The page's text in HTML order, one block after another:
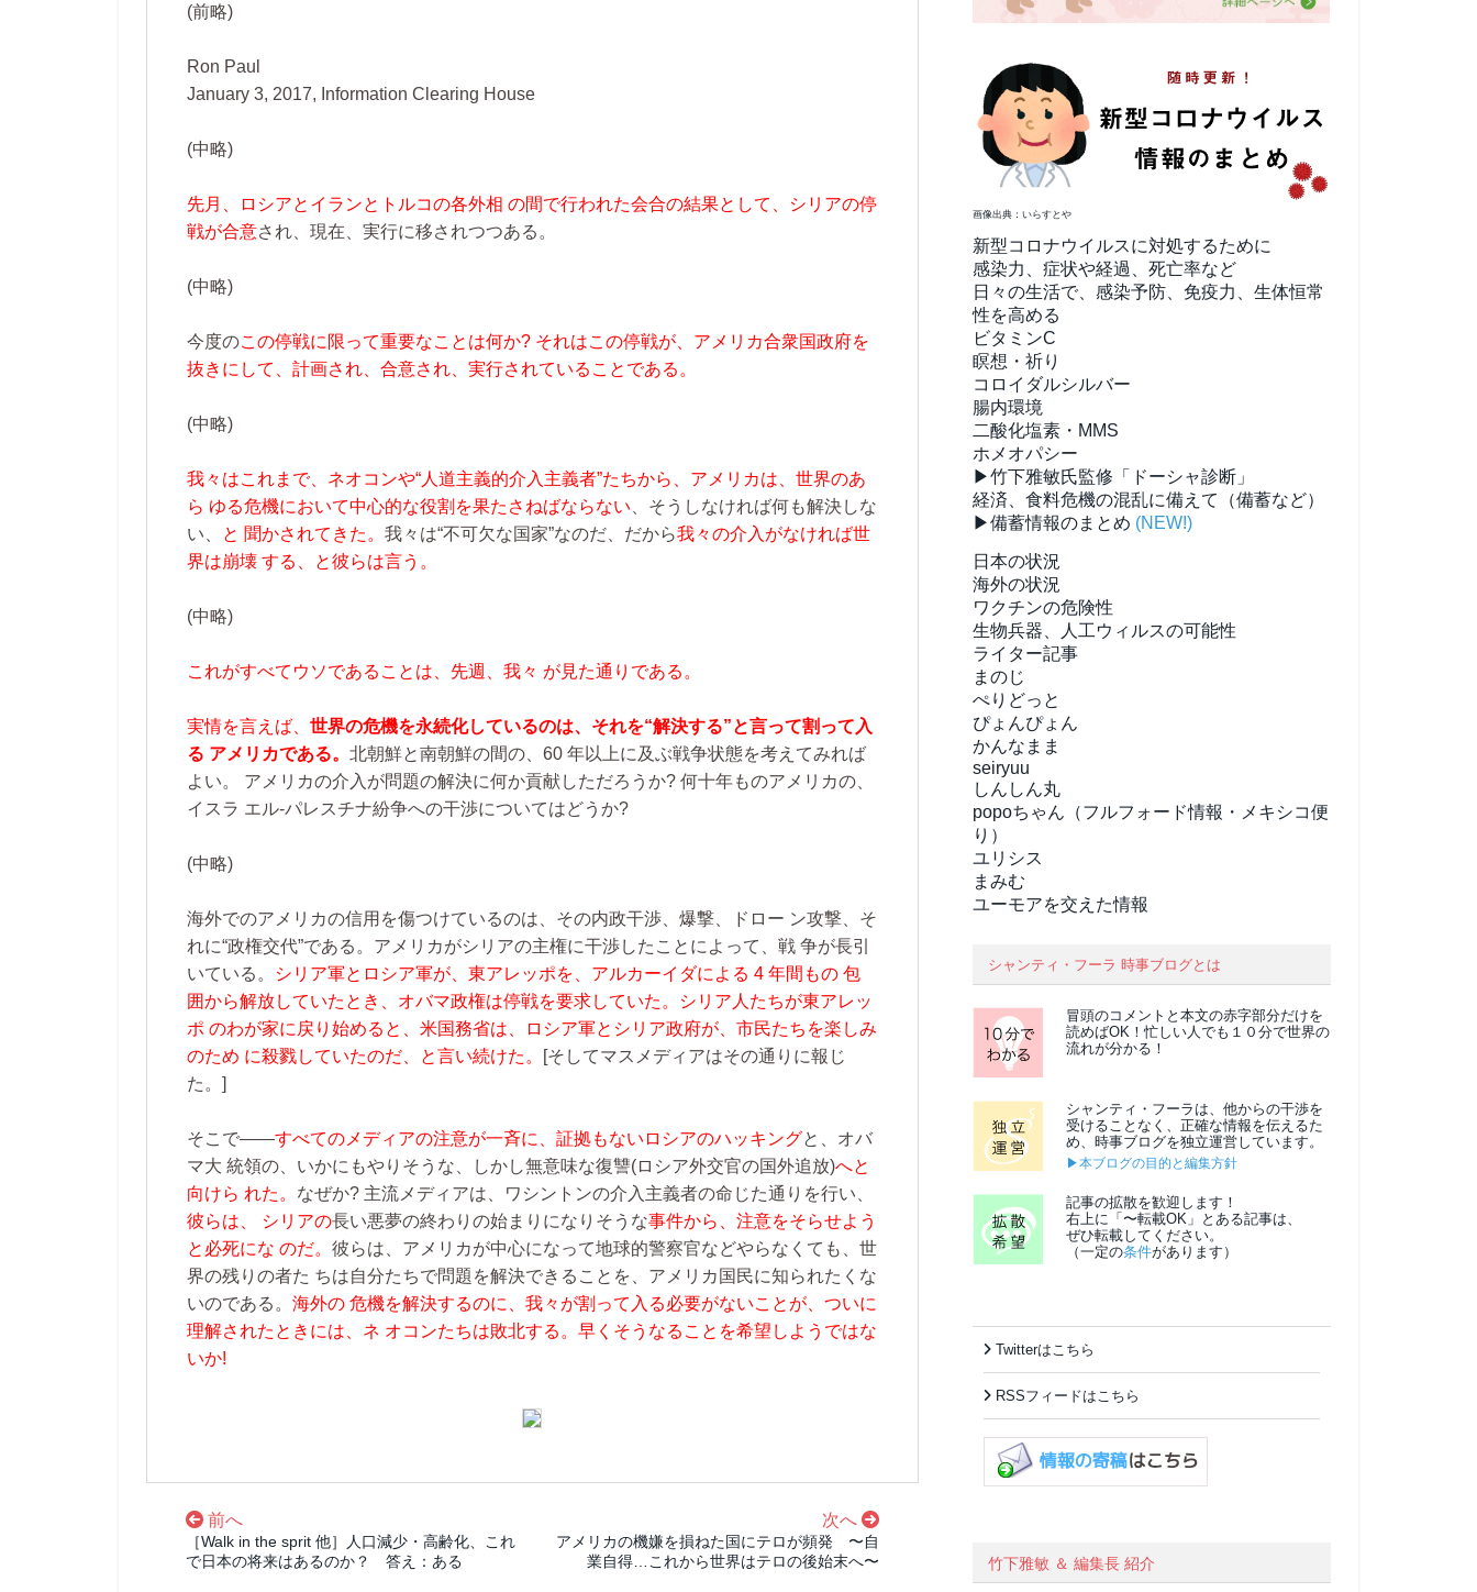
(前略)
Ron Paul
January 3, 2017, Information Clearing House
(中略)
先月、ロシアとイランとトルコの各外相 の間で行われた会合の結果として、シリアの停
戦が合意され、現在、実行に移されつつある。
(中略)
今度のこの停戦に限って重要なことは何か? それはこの停戦が、アメリカ合衆国政府を
抜きにして、計画され、合意され、実行されていることである。
(中略)
我々はこれまで、ネオコンや“人道主義的介入主義者”たちから、アメリカは、世界のあ
ら ゆる危機において中心的な役割を果たさねばならない 、そうしなければ何も解決しな
い、
と 聞かされてきた。 我々は“不可欠な国家”なのだ、だから我々の介入がなければ世
界は崩壊 する、と彼らは言う。
(中略)
これがすべてウソであることは、先週、我々 が見た通りである。
実情を言えば、 世界の危機を永続化しているのは、それを“解決する”と言って割って入
る アメリカである。 北朝鮮と南朝鮮の間の、60 年以上に及ぶ戦争状態を考えてみれば
よい。 アメリカの介入が問題の解決に何か貢献しただろうか? 何十年ものアメリカの、
イスラ エル‐パレスチナ紛争への干渉についてはどうか?
(中略)
海外でのアメリカの信用を傷つけているのは、その内政干渉、爆撃、ドロー ン攻撃、そ
れに“政権交代”である。アメリカがシリアの主権に干渉したことによって、戦 争が長引
いている。
シリア軍とロシア軍が、東アレッポを、アルカーイダによる 4 年間もの 包
囲から解放していたとき、オバマ政権は停戦を要求していた。シリア人たちが東アレッ
ポ のわが家に戻り始めると、米国務省は、ロシア軍とシリア政府が、市民たちを楽しみ
のため に殺戮していたのだ、と言い続けた。
[そしてマスメディアはその通りに報じ
た。]
そこで――すべてのメディアの注意が一斉に、証拠もないロシアのハッキングと、オバ
マ大 統領の、いかにもやりそうな、しかし無意味な復讐(ロシア外交官の国外追放)へと
向けら れた。 なぜか? 主流メディアは、ワシントンの介入主義者の命じた通りを行い、
彼らは、 シリアの長い悪夢の終わりの始まりになりそうな事件から、注意をそらせよう
と必死にな のだ。 彼らは、アメリカが中心になって地球的警察官などやらなくても、世
界の残りの者た ちは自分たちで問題を解決できることを、アメリカ国民に知られたくな
いのである。 海外の 危機を解決するのに、我々が割って入る必要がないことが、ついに
理解されたときには、ネ オコンたちは敗北する。早くそうなることを希望しようではな
いか!
前へ
［Walk in the sprit 他］人口減少・高齢化、これ
で日本の将来はあるのか？ 答え：ある
次へ
アメリカの機嫌を損ねた国にテロが頻発 〜自
業自得…これから世界はテロの後始末へ〜
画像出典：いらすとや
新型コロナウイルスに対処するために
感染力、症状や経過、死亡率など
日々の生活で、感染予防、免疫力、生体恒常
性を高める
ビタミンC
瞑想・祈り
コロイダルシルバー
腸内環境
二酸化塩素・MMS
ホメオパシー
▶竹下雅敏氏監修「ドーシャ診断」
経済、食料危機の混乱に備えて（備蓄など）
▶備蓄情報のまとめ (NEW!)
日本の状況
海外の状況
ワクチンの危険性
生物兵器、人工ウィルスの可能性
ライター記事
まのじ
ぺりどっと
ぴょんぴょん
かんなまま
seiryuu
しんしん丸
popoちゃん（フルフォード情報・メキシコ便
り）
ユリシス
まみむ
ユーモアを交えた情報
シャンティ・フーラ 時事ブログとは
冒頭のコメントと本文の赤字部分だけを
読めばOK！忙しい人でも１０分で世界の
流れが分かる！
シャンティ・フーラは、他からの干渉を
受けることなく、正確な情報を伝えるた
め、時事ブログを独立運営しています。
▶本ブログの目的と編集方針
記事の拡散を歓迎します！
右上に「〜転載OK」とある記事は、
ぜひ転載してください。
（一定の条件があります）
Twitterはこちら
RSSフィードはこちら
竹下雅敏 ＆ 編集長 紹介